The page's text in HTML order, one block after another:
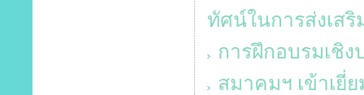
ทัศน์ในการส่งเสริ
การฝึกอบรมเชิง
สมาคมฯ เข้าเยี่ย